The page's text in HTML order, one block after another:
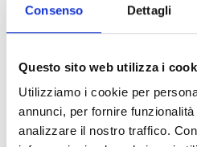
Consenso Dettagli
Questo sito web utilizza i
Utilizziamo i cookie per
annunci, per fornire
analizzare il nostro traffico.
INAF sarà presente in molte
non farà eccezione. Durante la
stand INAF-OAC con numerosi
facciamo scienza e rispondere
Ecco un riassunto degli eventi, e
all’Inaf-Osservatorio Astrnomico